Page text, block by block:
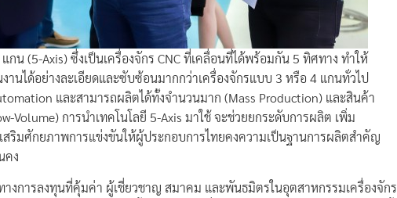
แกน (5-Axis) ซึ่งเป็นเครื่องจักร CNC ที่เคลื่อนที่ได้พร้อมกัน 5 ทิศทาง ทำให้
านได้อย่างละเอียดและซับซ้อนมากกว่าเครื่องจักรแบบ 3 หรือ 4 แกนทั่วไป
และสามารถผลิตได้ทั้งจำนวนมาก (Mass Production) และสินค้า
Volume) การนำเทคโนโลยี 5-Axis มาใช้ จะช่วยยกระดับการผลิต เพิ่ม
ริมศักยภาพการแข่งขันให้ผู้ประกอบการไทยคงความเป็นฐานการผลิตสำคัญ
คง
างการลงทุนที่คุ้มค่า ผู้เชี่ยวชาญ สมาคม และพันธมิตรในอุตสาหกรรมเครื่องจักร